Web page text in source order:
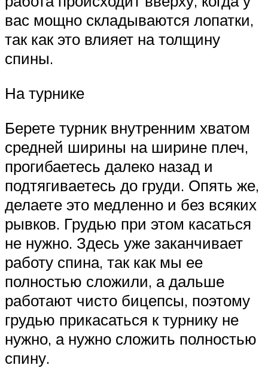
вас мощно складываются лопатки,
так как это влияет на толщину
спины.
На турнике
Берете турник внутренним хватом
средней ширины на ширине плеч,
прогибаетесь далеко назад и
подтягиваетесь до груди. Опять же,
делаете это медленно и без всяких
рывков. Грудью при этом касаться
не нужно. Здесь уже заканчивает
работу спина, так как мы ее
полностью сложили, а дальше
работают чисто бицепсы, поэтому
грудью прикасаться к турнику не
нужно, а нужно сложить полностью
спину.